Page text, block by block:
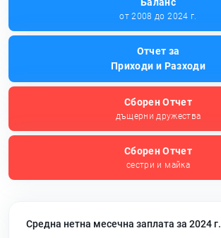
от 2008 до 2024 г.
Отчет за
Приходи и Разходи
Сборен Отчет
дъщерни дружества
Сборен Отчет
сестри и майка
Средна нетна месечна заплата за 2024 г.